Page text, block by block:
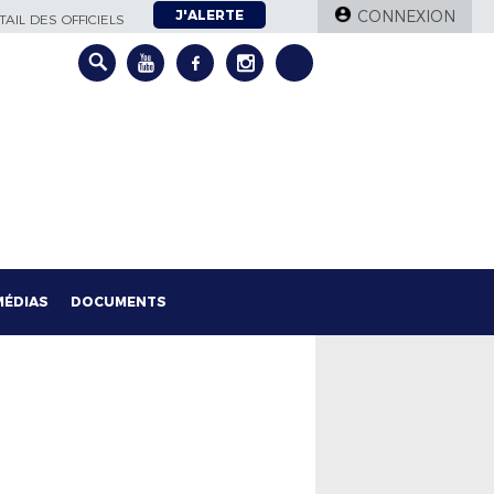
DES OFFICIELS J'ALERTE CONNEXION
DOCUMENTS